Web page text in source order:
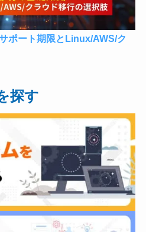
ポート期限とLinux/AWS/ク
探す